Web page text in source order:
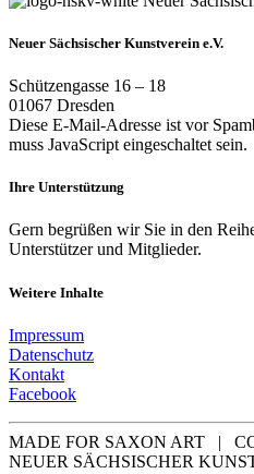
Neuer Sächsischer Kunstverein e.V.
Schützengasse 16 – 18
01067 Dresden
Diese E-Mail-Adresse ist vor
muss JavaScript eingeschaltet sein.
Ihre Unterstützung
Gern begrüßen wir Sie in den
Unterstützer und Mitglieder.
Weitere Inhalte
Impressum
Datenschutz
Kontakt
Facebook
MADE FOR SAXON ART |
NEUER SÄCHSISCHER